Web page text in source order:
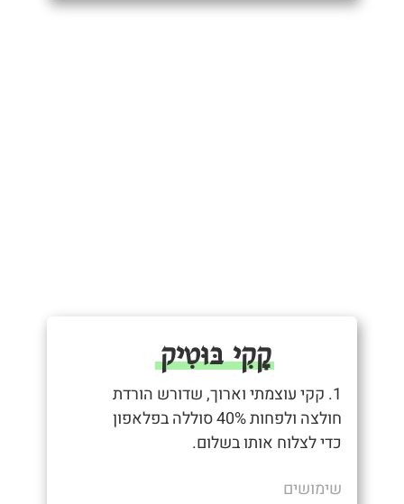
קָקִי בּוּטִיק
1. קקי עוצמתי וארוך, שדורש הורדת
חולצה ולפחות 40% סוללה בפלאפון
כדי לצלוח אותו בשלום.
שימושים